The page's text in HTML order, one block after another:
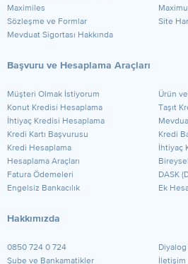
Maximiles
Sözleşme ve Formlar
Site
Mevduat Sigortası Hakkında
Başvuru ve Hesaplama Araçları
Müşteri Olmak İstiyorum
Ürün
Konut Kredisi Hesaplama
Taşıt
İhtiyaç Kredisi Hesaplama
Kredi Kartı Başvurusu
Kredi
Kredi Hesaplama
İhtiyaç
Hesaplama Araçları
Fatura Ödemeleri
DASK
Engelsiz Bankacılık
Ek
Hakkımızda
0850 724 0 724
Şube ve Bankamatikler
İletişim